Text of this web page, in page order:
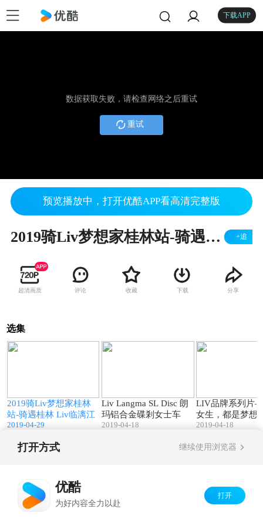
下载APP
数据获取失败，请检查网络之后重试
重试
预览播放中，打开优酷APP看高清完整版
2019骑Liv梦想家桂林站-骑遇桂林 Liv临漓江 +追
超清画质 评论 收藏 下载 分享
选集
2019骑Liv梦想家桂林
站-骑遇桂林 Liv临漓江
2019-04-29
Liv Langma SL Disc 朗
玛铝合金碟剎女士车
2019-04-18
LIV品牌系列片
女生，都是梦想
2019-04-18
打开方式 继续使用浏览器
优酷
为好内容全力以赴
打开